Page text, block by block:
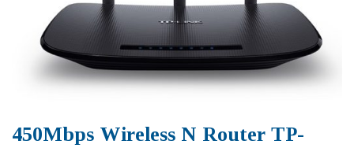
450Mbps Wireless N Router TP-